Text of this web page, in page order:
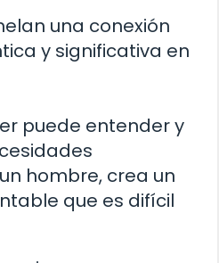
una conexión
y significativa en
puede entender y
hombre, crea un
que es difícil